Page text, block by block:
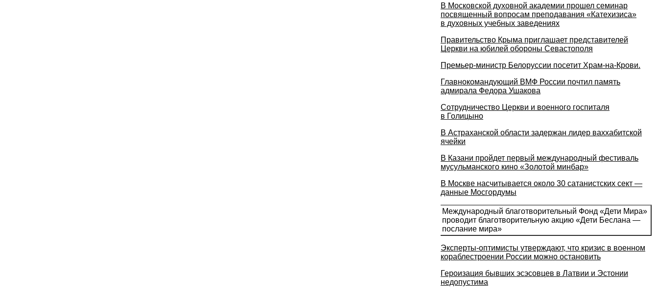
В Московской духовной академии прошел семинар
посвященный вопросам преподавания «Катехизиса»
в духовных учебных заведениях
Правительство Крыма приглашает представителей
Церкви на юбилей обороны Севастополя
Премьер-министр Белоруссии посетит Храм-на-Крови.
Главнокомандующий ВМФ России почтил память
адмирала Федора Ушакова
Сотрудничество Церкви и военного госпиталя
в Голицыно
В Астраханской области задержан лидер ваххабитской
ячейки
В Казани пройдет первый международный фестиваль
мусульманского кино «Золотой минбар»
В Москве насчитывается около 30 сатанистских сект —
данные Мосгордумы
Международный благотворительный Фонд «Дети Мира»
проводит благотворительную акцию «Дети Беслана —
послание мира»
Эксперты-оптимисты утверждают, что кризис в военном
кораблестроении России можно остановить
Героизация бывших эсэсовцев в Латвии и Эстонии
недопустима